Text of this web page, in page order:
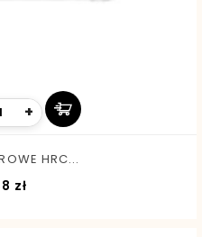
+
HRC...
złCena